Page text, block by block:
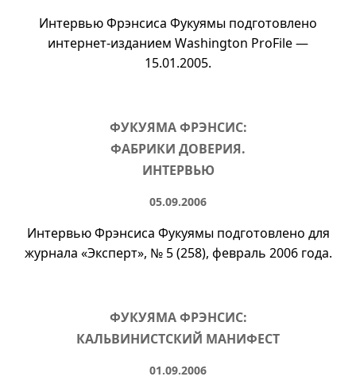
Интервью Фрэнсиса Фукуямы подготовлено
интернет-изданием Washington ProFile —
15.01.2005.
ФУКУЯМА ФРЭНСИС:
ФАБРИКИ ДОВЕРИЯ.
ИНТЕРВЬЮ
05.09.2006
Интервью Фрэнсиса Фукуямы подготовлено для
журнала «Эксперт», № 5(258), февраль 2006 года.
ФУКУЯМА ФРЭНСИС:
КАЛЬВИНИСТСКИЙ МАНИФЕСТ
01.09.2006